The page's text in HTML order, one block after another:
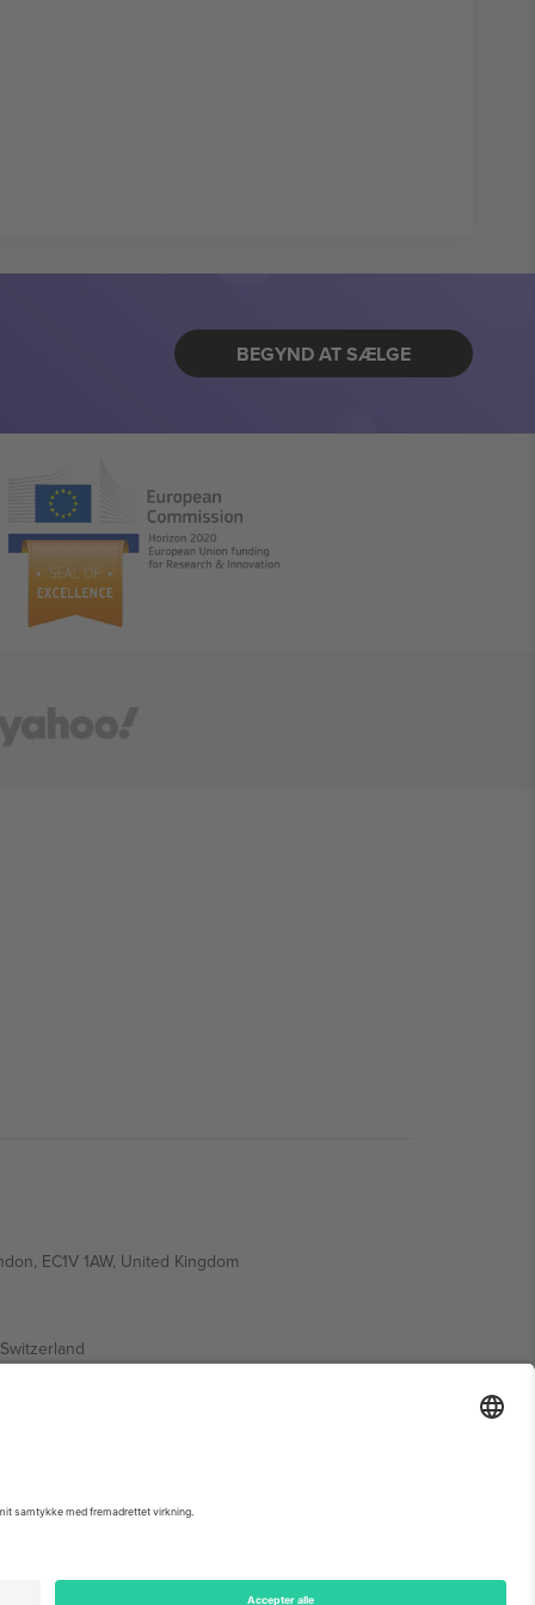
BEGYND AT SÆLGE
EC1V 1AW, United Kingdom